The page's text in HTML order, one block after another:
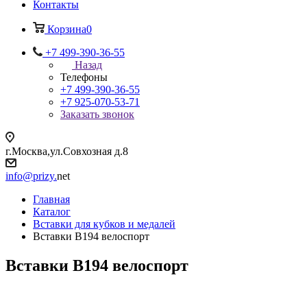
Контакты
Корзина0
+7 499-390-36-55
Назад
Телефоны
+7 499-390-36-55
+7 925-070-53-71
Заказать звонок
г.Москва,ул.Совхозная д.8
info@prizy.net
Главная
Каталог
Вставки для кубков и медалей
Вставки B194 велоспорт
Вставки B194 велоспорт